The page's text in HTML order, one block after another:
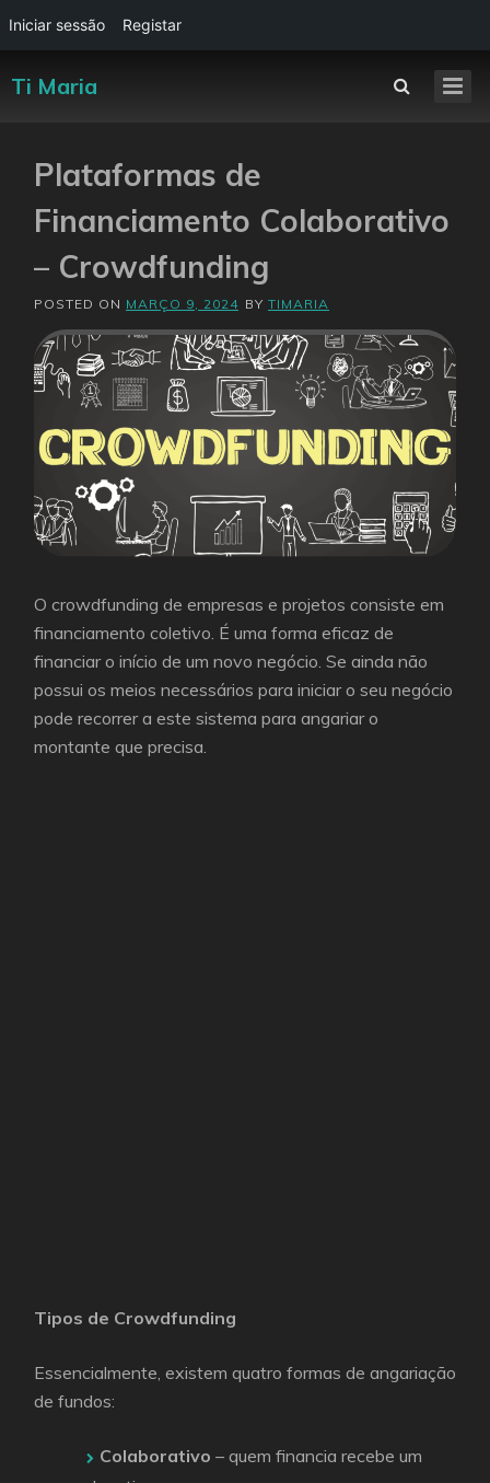
Ti Maria
Plataformas de
Financiamento Colaborativo
– Crowdfunding
POSTED ON MARÇO 9, 2024 BY TIMARIA
O crowdfunding de empresas e projetos consiste em
financiamento coletivo. É uma forma eficaz de
financiar o início de um novo negócio. Se ainda não
possui os meios necessários para iniciar o seu negócio
pode recorrer a este sistema para angariar o
montante que precisa.
Tipos de Crowdfunding
Essencialmente, existem quatro formas de angariação
de fundos:
Colaborativo – quem financia recebe um
Iniciar sessão Registar